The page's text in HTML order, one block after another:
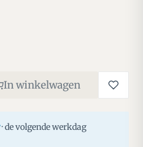
In winkelwagen
· de volgende werkdag